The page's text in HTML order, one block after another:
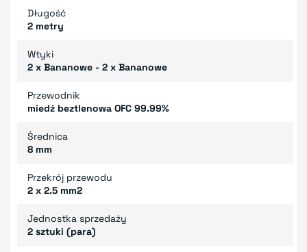
Długość
2 metry
Wtyki
2 x Bananowe - 2 x Bananowe
Przewodnik
miedź beztlenowa OFC 99.99%
Średnica
8 mm
Przekrój przewodu
2 x 2.5 mm2
Jednostka sprzedaży
2 sztuki (para)